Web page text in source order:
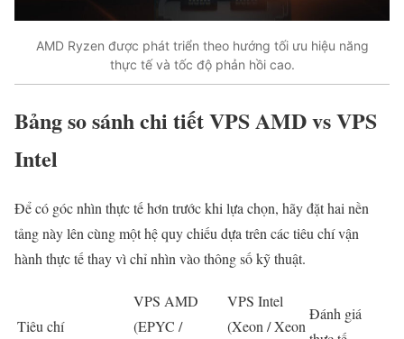
AMD Ryzen được phát triển theo hướng tối ưu hiệu năng
thực tế và tốc độ phản hồi cao.
Bảng so sánh chi tiết VPS AMD vs VPS
Intel
Để có góc nhìn thực tế hơn trước khi lựa chọn, hãy đặt hai nền
tảng này lên cùng một hệ quy chiếu dựa trên các tiêu chí vận
hành thực tế thay vì chỉ nhìn vào thông số kỹ thuật.
Tiêu chí
VPS AMD
(EPYC /
VPS Intel
(Xeon / Xeon
Đánh giá